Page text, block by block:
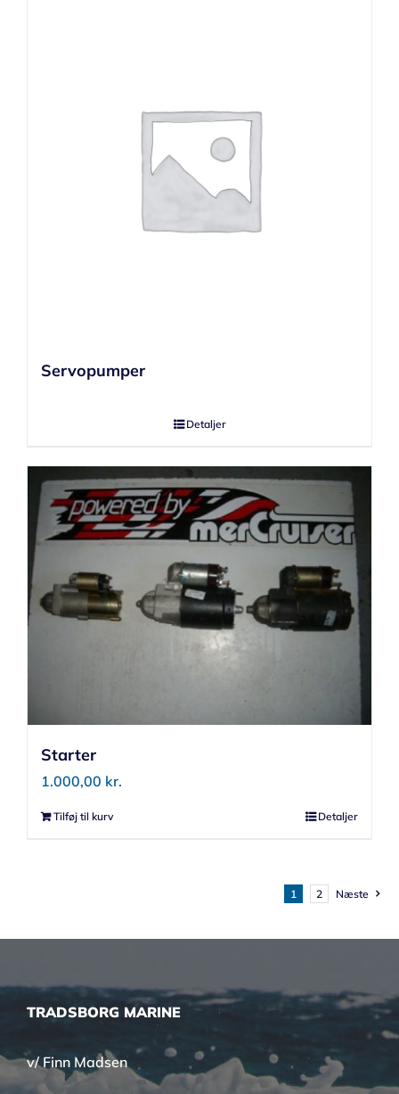
Servopumper
Detaljer
Starter
1.000,00 kr.
Tilføj til kurv Detaljer
1 2 Næste
TRADSBORG MARINE
v/ Finn Madsen